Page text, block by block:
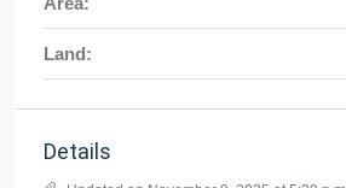
Land:
Details